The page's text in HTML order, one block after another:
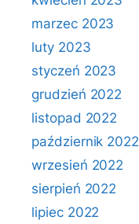
marzec 2023
luty 2023
styczeń 2023
grudzień 2022
listopad 2022
październik 2022
wrzesień 2022
sierpień 2022
lipiec 2022